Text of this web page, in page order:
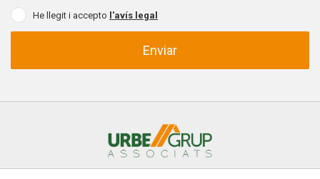
He llegit i accepto l'avís legal
Enviar